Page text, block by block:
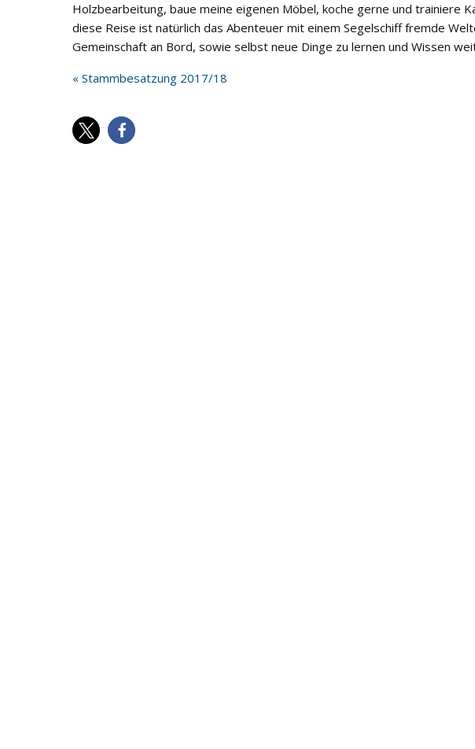
Holzbearbeitung, baue meine eigenen Möbel, koche gerne und trainiere
diese Reise ist natürlich das Abenteuer mit einem Segelschiff fremde
Gemeinschaft an Bord, sowie selbst neue Dinge zu lernen und Wissen
« Stammbesatzung 2017/18